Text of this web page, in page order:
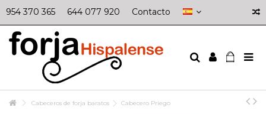
954 370 365 644 077 920 Contacto
Cabeceros de forja baratos Cabecero Priego